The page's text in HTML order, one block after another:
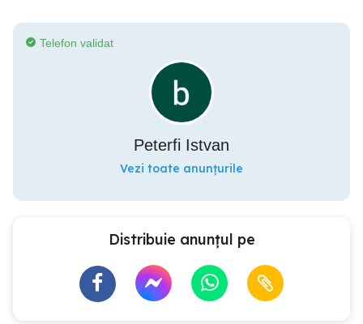
Telefon validat
Peterfi Istvan
Vezi toate anunțurile
Distribuie anunțul pe